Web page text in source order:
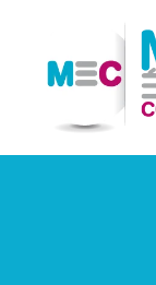
contenu